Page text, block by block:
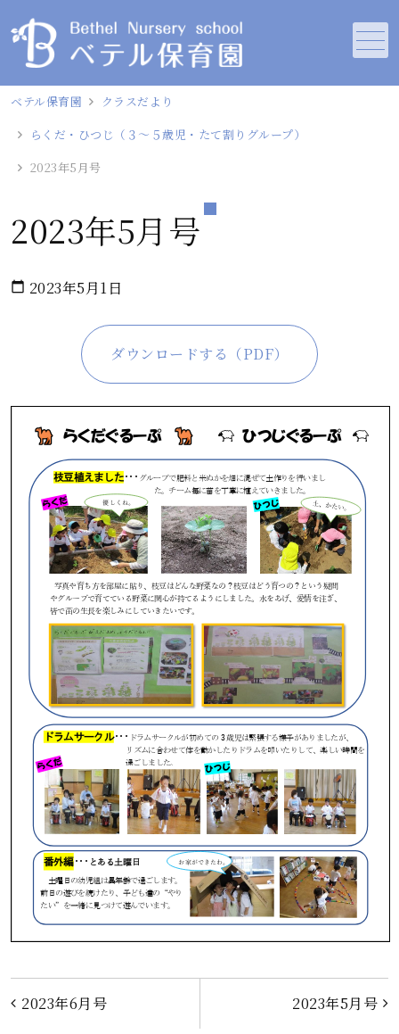
ベテル保育園
クラスだより
らくだ・ひつじ（３～５歳児・たて割りグループ）
2023年5月号
2023年5月号
calendar_today 2023年5月1日
ダウンロードする（PDF）
投
2023年5月号
2023年6月号